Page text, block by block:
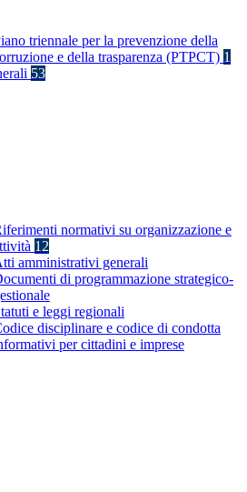
triennale per la prevenzione della
e della trasparenza (PTPCT) 1
53
normativi su organizzazione e
12
amministrativi generali
di programmazione strategico-
e leggi regionali
disciplinare e codice di condotta
per cittadini e imprese